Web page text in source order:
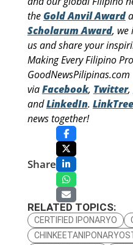
theGold Anvil Award
Scholarum Award, we
us and share your
Making Every Filipino
GoodNewsPilipinas.com
viaFacebook, Twitter,
andLinkedIn.
news together!
Share
RELATED TOPICS:
CERTIFIED IPONARYO